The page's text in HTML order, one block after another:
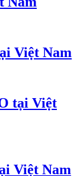
Việt Nam
tại Việt
Việt Nam